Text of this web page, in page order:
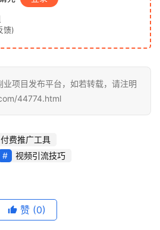
馈)
项目发布平台，如若转载，请注明
44774.html
付费推广工具
视频引流技巧
赞 (0)